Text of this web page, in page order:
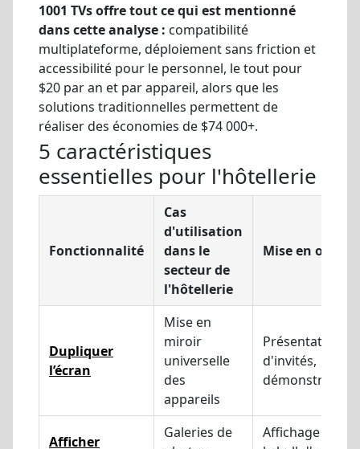
1001 TVs offre tout ce qui est mentionné
dans cette analyse : compatibilité
multiplateforme, déploiement sans friction et
accessibilité pour le personnel, le tout pour
$20 par an et par appareil, alors que les
solutions traditionnelles permettent de
réaliser des économies de $74 000+.
5 caractéristiques
essentielles pour l'hôtellerie
Fonctionnalité
Cas
d'utilisation
dans le
secteur de
l'hôtellerie
Mise en œuvre
Dupliquer
l’écran
Mise en
miroir
universelle
des
appareils
Présentations
d'invités,
démonstrations
Afficher
Galeries de
Affichage dans